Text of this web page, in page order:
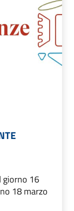
giorno 16
18 marzo